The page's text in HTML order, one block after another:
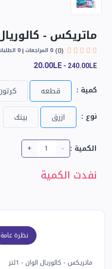
ماتريكس - كالوريال
(0)
0 المراجعات 0
20.00LE - 240.00LE
كمية : قطعه كرتون (
نوع : ازرق بينك
الكمية : -
+
نفدت الكمية
نظرة عامة
ماتريكس - كالوريال الوان - 1لتر